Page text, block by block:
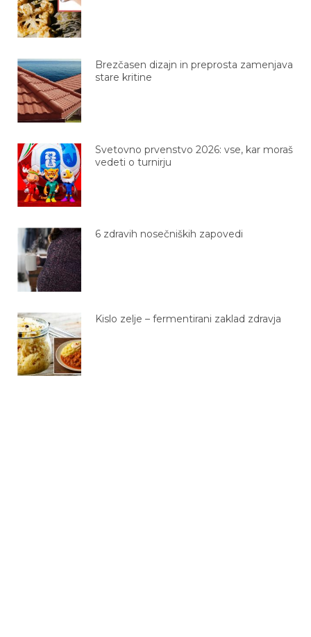
Brezčasen dizajn in preprosta zamenjava
stare kritine
Svetovno prvenstvo 2026: vse, kar moraš
vedeti o turnirju
6 zdravih nosečniških zapovedi
Kislo zelje – fermentirani zaklad zdravja